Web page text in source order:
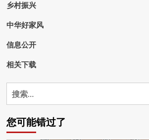
乡村振兴
中华好家风
信息公开
相关下载
搜
索：
您可能错过了